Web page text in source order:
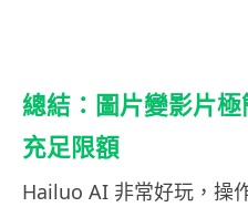
總結：圖片變影片
充足限額
Hailuo AI 非常好玩，操